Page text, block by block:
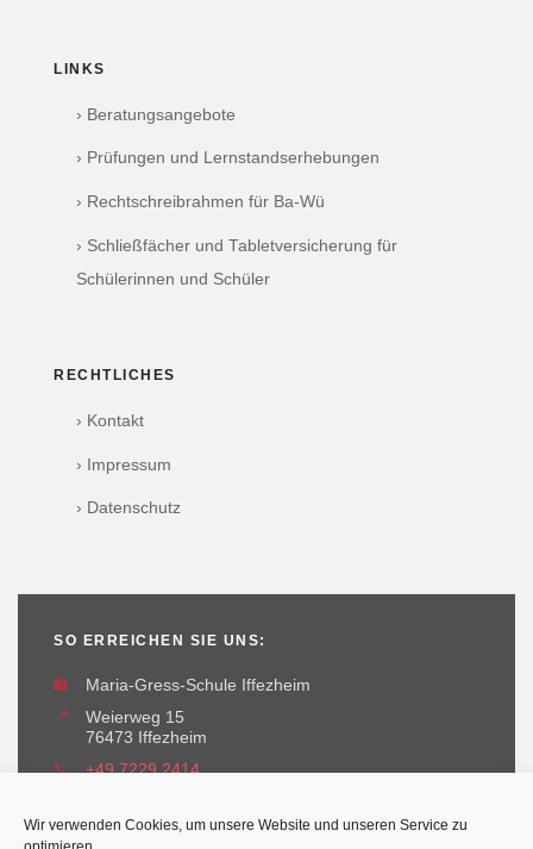
Wir verwenden Cookies, um unsere Website und unseren Service zu
LINKS
› Beratungsangebote
› Prüfungen und Lernstandserhebungen
› Rechtschreibrahmen für Ba-Wü
› Schließfächer und Tabletversicherung für
Schülerinnen und Schüler
RECHTLICHES
› Kontakt
› Impressum
› Datenschutz
SO ERREICHEN SIE UNS:
🏫
Maria-Gress-Schule Iffezheim
📍
Weierweg 15
76473 Iffezheim
📞
+49 7229 2414